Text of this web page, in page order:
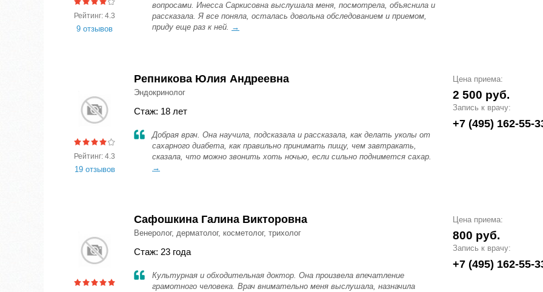
Рейтинг: 4.3
9 отзывов
вопросами. Инесса Саркисовна выслушала меня, посмотрела, объяснила и
рассказала. Я все поняла, осталась довольна обследованием и приемом,
приду еще раз к ней. →
Рейтинг: 4.3
19 отзывов
Репникова Юлия Андреевна
Эндокринолог
Стаж: 18 лет
Добрая врач. Она научила, подсказала и рассказала, как делать уколы от
сахарного диабета, как правильно принимать пищу, чем завтракать,
сказала, что можно звонить хоть ночью, если сильно поднимется сахар.
→
Цена приема:
2 500 руб.
Запись к врачу:
+7 (495) 162-55-
Сафошкина Галина Викторовна
Венеролог, дерматолог, косметолог, трихолог
Стаж: 23 года
Культурная и обходительная доктор. Она произвела впечатление
грамотного человека. Врач внимательно меня выслушала, назначила
Цена приема:
800 руб.
Запись к врачу:
+7 (495) 162-55-